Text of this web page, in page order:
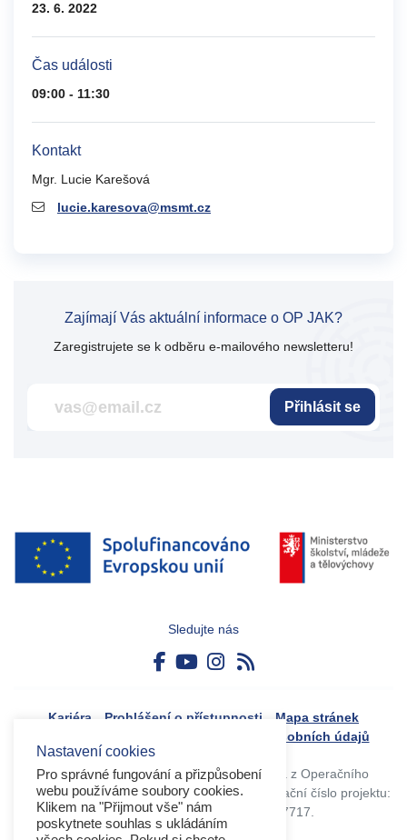
23. 6. 2022
Čas události
09:00 - 11:30
Kontakt
Mgr. Lucie Karešová
lucie.karesova@msmt.cz
Zajímají Vás aktuální informace o OP JAK?
Zaregistrujete se k odběru e-mailového newsletteru!
Přihlásit se
Sledujte nás
Kariéra Prohlášení o přístupnosti
Mapa stránek
Zásady ochrany osobních údajů
Tvorba webového portálu byla financovaná z Operačního
programu Výzkum, vývoj a vzdělávání. Registrační číslo projektu:
CZ.02.4.125/0.0/0.0/17_045/0017717.
Nastavení cookies
Pro správné fungování a přizpůsobení
webu používáme soubory cookies.
Klikem na "Přijmout vše" nám
poskytnete souhlas s ukládáním